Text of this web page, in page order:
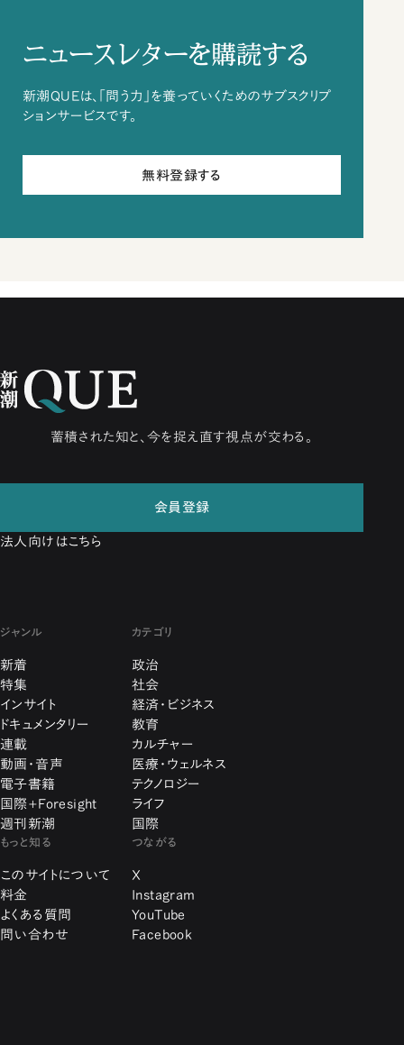
ニュースレターを購読する
新潮QUEは、「問う力」を養っていくためのサブスクリプ
ションサービスです。
無料登録する
蓄積された知と、今を捉え直す視点が交わる。
会員登録
法人向けはこちら
ジャンル
新着
特集
インサイト
ドキュメンタリー
連載
動画・音声
電子書籍
国際+Foresight
週刊新潮
カテゴリ
政治
社会
経済・ビジネス
教育
カルチャー
医療・ウェルネス
テクノロジー
ライフ
国際
もっと知る
このサイトについて
料金
よくある質問
問い合わせ
つながる
X
Instagram
YouTube
Facebook